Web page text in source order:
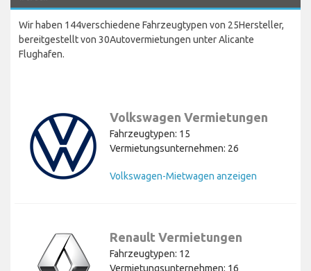
Wir haben 144verschiedene Fahrzeugtypen von 25Hersteller,
bereitgestellt von 30Autovermietungen unter Alicante
Flughafen.
Volkswagen Vermietungen
Fahrzeugtypen: 15
Vermietungsunternehmen: 26
Volkswagen-Mietwagen anzeigen
Renault Vermietungen
Fahrzeugtypen: 12
Vermietungsunternehmen: 16